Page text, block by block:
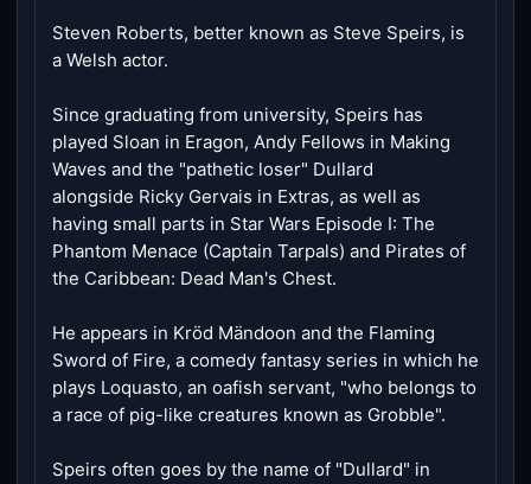
Steven Roberts, better known as Steve Speirs, is
a Welsh actor.
Since graduating from university, Speirs has
played Sloan in Eragon, Andy Fellows in Making
Waves and the "pathetic loser" Dullard
alongside Ricky Gervais in Extras, as well as
having small parts in Star Wars Episode I: The
Phantom Menace (Captain Tarpals) and Pirates of
the Caribbean: Dead Man's Chest.
He appears in Kröd Mändoon and the Flaming
Sword of Fire, a comedy fantasy series in which he
plays Loquasto, an oafish servant, "who belongs to
a race of pig-like creatures known as Grobble".
Speirs often goes by the name of "Dullard" in